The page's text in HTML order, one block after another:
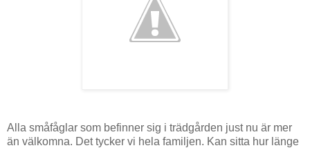
Alla småfåglar som befinner sig i trädgården just nu är mer
än välkomna. Det tycker vi hela familjen. Kan sitta hur länge